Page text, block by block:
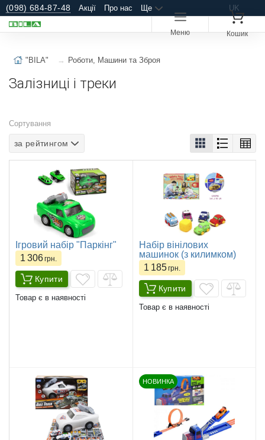
(098) 684-87-48 Акції Про нас Ще UK
Меню Кошик
"BILA" Роботи, Машини та Зброя
Залізниці і треки
Сортування
за рейтингом
Ігровий набір "Паркінг"
1 306грн.
Купити
Товар є в наявності
Набір вінілових
машинок (з килимком)
1 185грн.
Купити
Товар є в наявності
НОВИНКА